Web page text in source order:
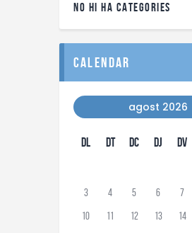
NO HI HA CATEGORIES
calendar
agost 2026
DL DT DC DJ DV
3 4 5 6 7
10 11 12 13 14